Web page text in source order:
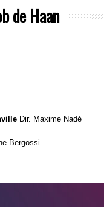
de Haan
Dir. Maxime Nadé
Bergossi